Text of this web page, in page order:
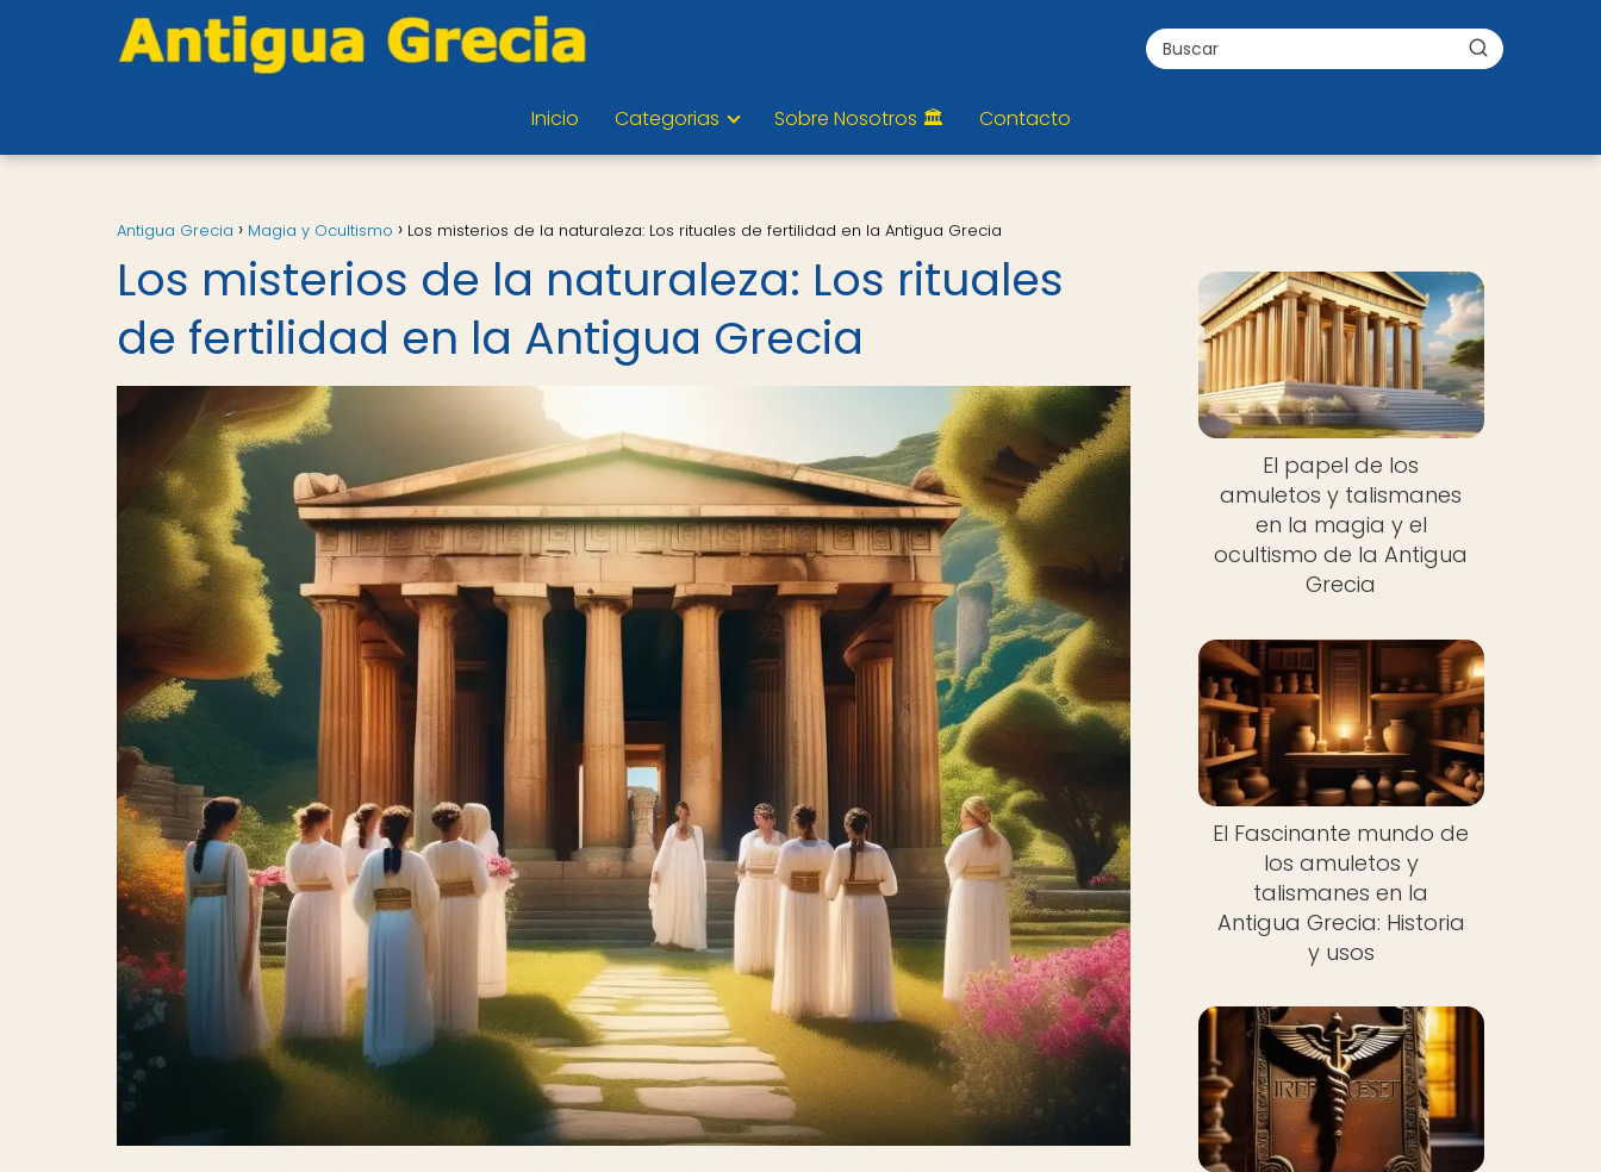
Inicio Categorias Sobre Nosotros 🏛️ Contacto
Antigua Grecia Magia y Ocultismo Los misterios de la naturaleza: Los rituales de fertilidad en la Antigua Grecia
Los misterios de la naturaleza: Los rituales
de fertilidad en la Antigua Grecia
El papel de los
amuletos y talismanes
en la magia y el
ocultismo de la Antigua
Grecia
El Fascinante mundo de
los amuletos y
talismanes en la
Antigua Grecia: Historia
y usos